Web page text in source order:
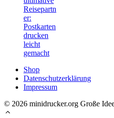
Reisepartn
er:
Postkarten
drucken
leicht
gemacht
Shop
Datenschutzerklärung
Impressum
© 2026 minidrucker.org Große